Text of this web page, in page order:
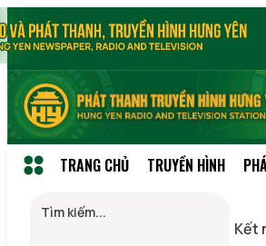
TRANG CHỦ TRUYỀN HÌNH
Kết